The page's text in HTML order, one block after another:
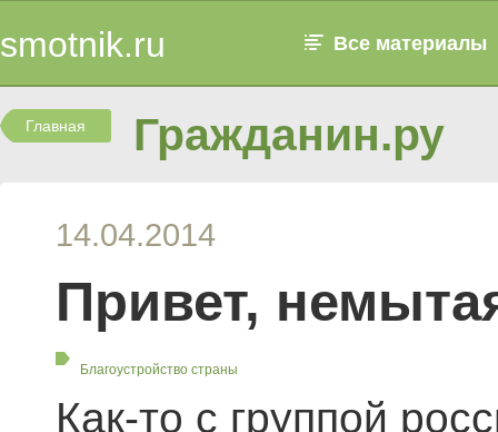
smotnik.ru Все материалы
Главная Гражданин.ру
14.04.2014
Привет,
Благоустройство страны
Как-то с группой